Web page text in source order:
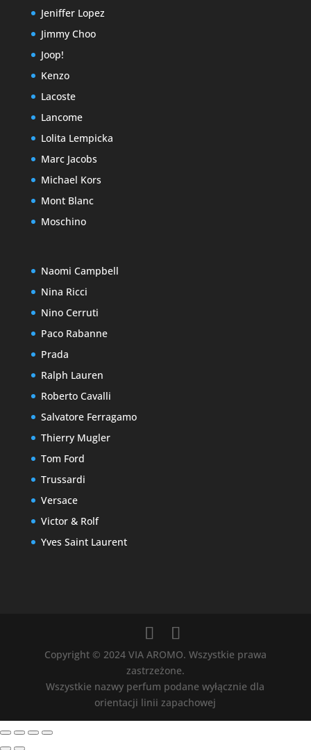
Jeniffer Lopez
Jimmy Choo
Joop!
Kenzo
Lacoste
Lancome
Lolita Lempicka
Marc Jacobs
Michael Kors
Mont Blanc
Moschino
Naomi Campbell
Nina Ricci
Nino Cerruti
Paco Rabanne
Prada
Ralph Lauren
Roberto Cavalli
Salvatore Ferragamo
Thierry Mugler
Tom Ford
Trussardi
Versace
Victor & Rolf
Yves Saint Laurent
Copyright © 2024 VIA AROMO. Wszystkie prawa
zastrzeżone.
Wszystkie nazwy perfum podane wyłącznie dla
orientacji linii zapachowej